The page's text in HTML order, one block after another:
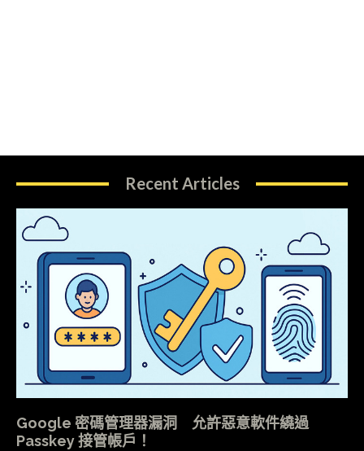
Recent Articles
Google 密碼管理器漏洞 允許惡意軟件繞過
Passkey 接管帳戶！